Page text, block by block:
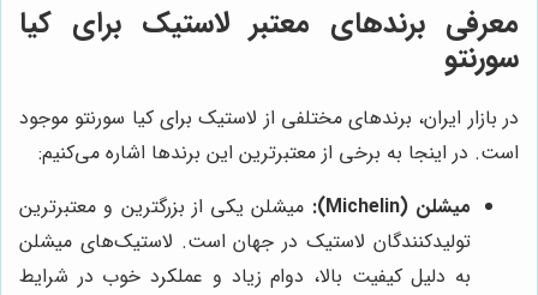
معرفی برندهای معتبر لاستیک برای کیا
سورنتو
در بازار ایران، برندهای مختلفی از لاستیک برای کیا سورنتو موجود
است. در اینجا به برخی از معتبرترین این برندها اشاره می‌کنیم:
میشلن (Michelin):
میشلن یکی از بزرگترین و معتبرترین
تولیدکنندگان لاستیک در جهان است. لاستیک‌های میشلن
به دلیل کیفیت بالا، دوام زیاد و عملکرد خوب در شرایط